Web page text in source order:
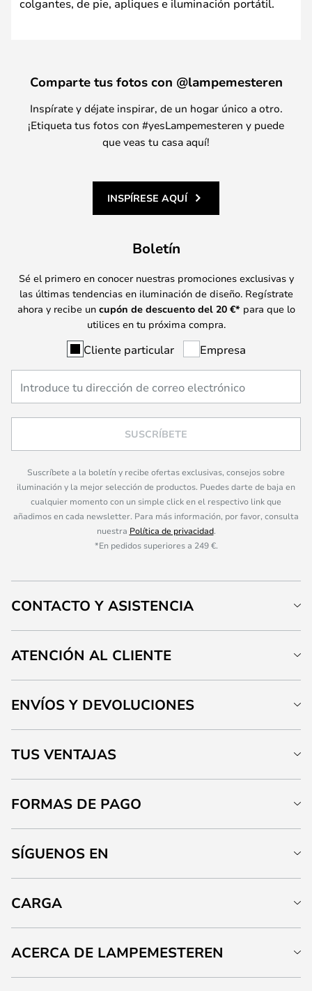
Comparte tus fotos con @lampemesteren
Inspírate y déjate inspirar, de un hogar único a otro.
¡Etiqueta tus fotos con #yesLampemesteren y puede
que veas tu casa aquí!
INSPÍRESE AQUÍ
Boletín
Sé el primero en conocer nuestras promociones exclusivas y
las últimas tendencias en iluminación de diseño. Regístrate
ahora y recibe un cupón de descuento del 20 €* para que lo
utilices en tu próxima compra.
Cliente particular Empresa
SUSCRÍBETE
Suscríbete a la boletín y recibe ofertas exclusivas, consejos sobre
iluminación y la mejor selección de productos. Puedes darte de baja en
cualquier momento con un simple click en el respectivo link que
añadimos en cada newsletter. Para más información, por favor, consulta
nuestra Política de privacidad.
*En pedidos superiores a 249 €.
CONTACTO Y ASISTENCIA
ATENCIÓN AL CLIENTE
ENVÍOS Y DEVOLUCIONES
TUS VENTAJAS
FORMAS DE PAGO
SÍGUENOS EN
CARGA
ACERCA DE LAMPEMESTEREN